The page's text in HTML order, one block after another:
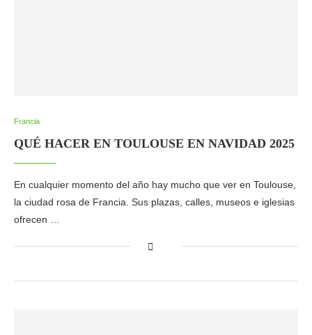
Francia
QUÉ HACER EN TOULOUSE EN NAVIDAD 2025
En cualquier momento del año hay mucho que ver en Toulouse,
la ciudad rosa de Francia. Sus plazas, calles, museos e iglesias
ofrecen …